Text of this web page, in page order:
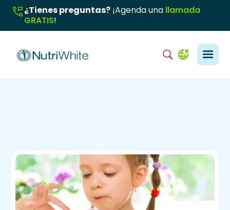
¿Tienes preguntas? ¡Agenda una llamada
GRATIS!